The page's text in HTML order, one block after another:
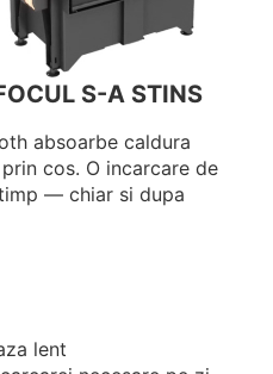
S-A STINS
absoarbe caldura
cos. O incarcare de
— chiar si dupa
lent